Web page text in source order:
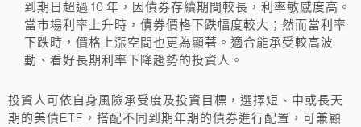
到期日超過 10 年，因債券存續期間較長，利率敏感度高。
當市場利率上升時，債券價格下跌幅度較大；然而當利率
下跌時，價格上漲空間也更為顯著。適合能承受較高波
動、看好長期利率下降趨勢的投資人。
投資人可依自身風險承受度及投資目標，選擇短、中或長天
期的美債ETF，搭配不同到期年期的債券進行配置，可兼顧